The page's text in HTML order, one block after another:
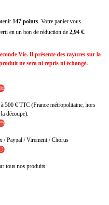
147 points. Votre panier vous
en un bon de réduction de 2,94 €.
Vie. Il présente des rayures sur la
ne sera ni repris ni échangé.
500 € TTC (France métropolitaine, hors
découpe).
/ Paypal / Virement / Chorus
tous nos produits